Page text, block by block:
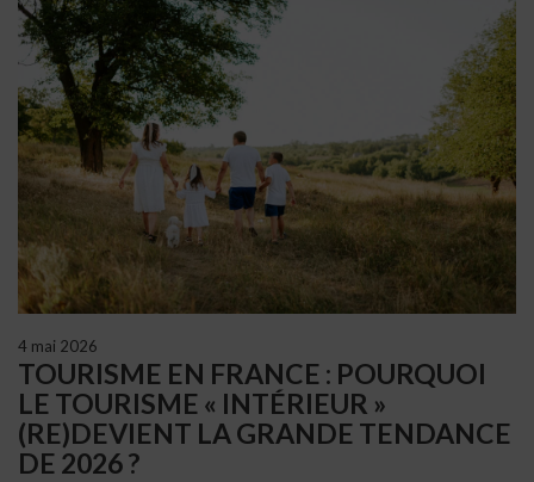
4 mai 2026
TOURISME EN FRANCE : POURQUOI
LE TOURISME « INTÉRIEUR »
(RE)DEVIENT LA GRANDE TENDANCE
DE 2026 ?